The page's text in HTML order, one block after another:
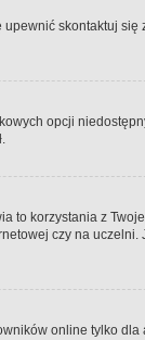
skontaktuj
opcji
to korzystania z
czy na
online tylko